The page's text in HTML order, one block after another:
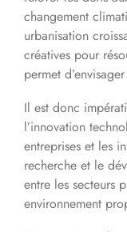
changement
urbanisation
créatives pour
permet
Il est donc
l’innovation
entreprises et les
recherche et le
entre les secteurs
environnement